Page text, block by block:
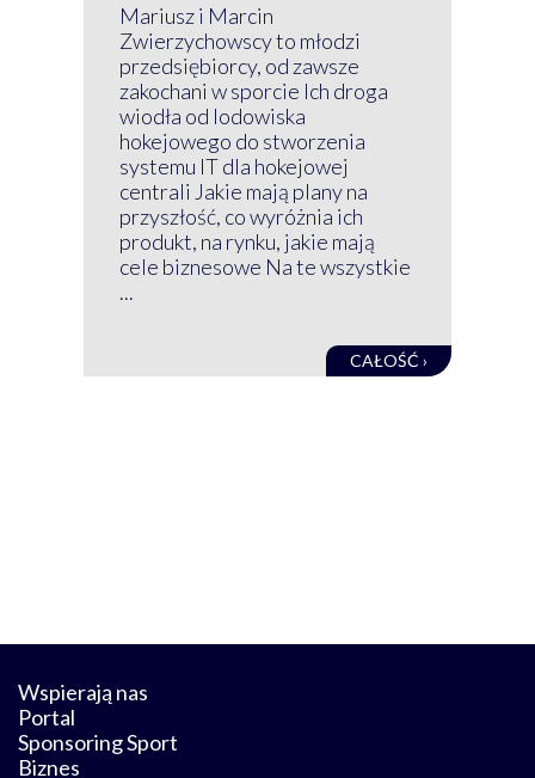
Mariusz i Marcin
Zwierzychowscy to młodzi
przedsiębiorcy, od zawsze
zakochani w sporcie Ich droga
wiodła od lodowiska
hokejowego do stworzenia
systemu IT dla hokejowej
centrali Jakie mają plany na
przyszłość, co wyróżnia ich
produkt, na rynku, jakie mają
cele biznesowe Na te wszystkie
...
CAŁOŚĆ ›
Wspierają nas
Portal
Sponsoring Sport
Biznes